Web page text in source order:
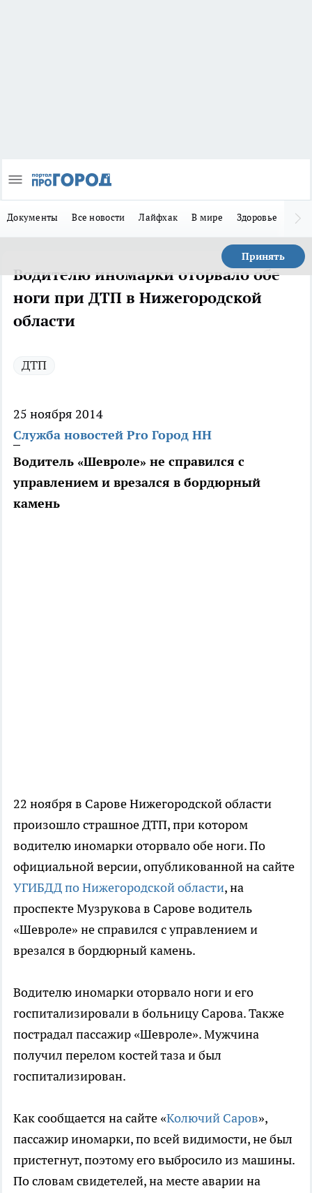
Документы Все новости Лайфхак В мире Здоровье
Принять
Водителю иномарки оторвало обе
ноги при ДТП в Нижегородской
области
ДТП
25 ноября 2014
Служба новостей Pro Город НН
Водитель «Шевроле» не справился с
управлением и врезался в бордюрный
камень
22 ноября в Сарове Нижегородской области
произошло страшное ДТП, при котором
водителю иномарки оторвало обе ноги. По
официальной версии, опубликованной на сайте
УГИБДД по Нижегородской области, на
проспекте Музрукова в Сарове водитель
«Шевроле» не справился с управлением и
врезался в бордюрный камень.
Водителю иномарки оторвало ноги и его
госпитализировали в больницу Сарова. Также
пострадал пассажир «Шевроле». Мужчина
получил перелом костей таза и был
госпитализирован.
Как сообщается на сайте «Колючий Саров»,
пассажир иномарки, по всей видимости, не был
пристегнут, поэтому его выбросило из машины.
По словам свидетелей, на месте аварии на